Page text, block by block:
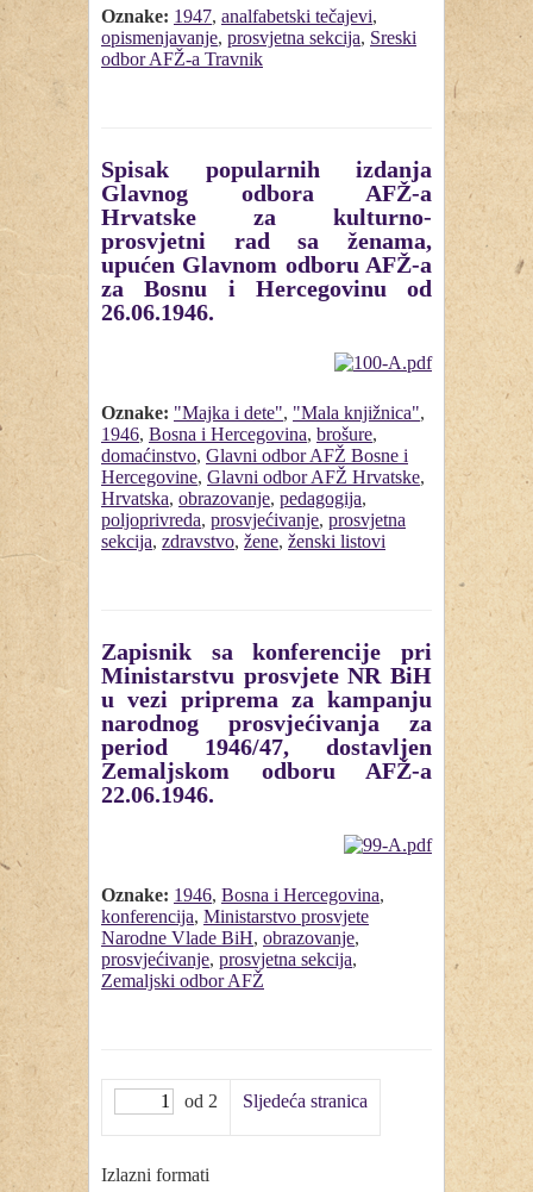
Oznake: 1947, analfabetski tečajevi,
opismenjavanje, prosvjetna sekcija, Sreski
odbor AFŽ-a Travnik
Spisak popularnih izdanja
Glavnog odbora AFŽ-a
Hrvatske za kulturno-
prosvjetni rad sa ženama,
upućen Glavnom odboru AFŽ-a
za Bosnu i Hercegovinu od
26.06.1946.
Oznake: "Majka i dete", "Mala knjižnica",
1946, Bosna i Hercegovina, brošure,
domaćinstvo, Glavni odbor AFŽ Bosne i
Hercegovine, Glavni odbor AFŽ Hrvatske,
Hrvatska, obrazovanje, pedagogija,
poljoprivreda, prosvjećivanje, prosvjetna
sekcija, zdravstvo, žene, ženski listovi
Zapisnik sa konferencije pri
Ministarstvu prosvjete NR BiH
u vezi priprema za kampanju
narodnog prosvjećivanja za
period 1946/47, dostavljen
Zemaljskom odboru AFŽ-a
22.06.1946.
Oznake: 1946, Bosna i Hercegovina,
konferencija, Ministarstvo prosvjete
Narodne Vlade BiH, obrazovanje,
prosvjećivanje, prosvjetna sekcija,
Zemaljski odbor AFŽ
od 2 Sljedeća stranica
Izlazni formati